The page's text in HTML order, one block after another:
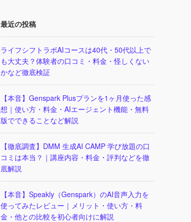
最近の投稿
ライフシフトラボAIコースは40代・50代以上で
も大丈夫？体験者の口コミ・料金・怪しくない
かなど徹底検証
【本音】Genspark Plusプランを1ヶ月使った感
想｜使い方・料金・AIエージェント機能・無料
版でできることなど解説
【徹底調査】DMM 生成AI CAMP 学び放題の口
コミは本当？｜講座内容・料金・評判などを徹
底解説
【本音】Speakly（Genspark）のAI音声入力を
使ってみたレビュー｜メリット・使い方・料
金・他との比較を初心者向けに解説